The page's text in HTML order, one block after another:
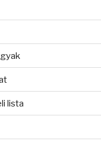
lista